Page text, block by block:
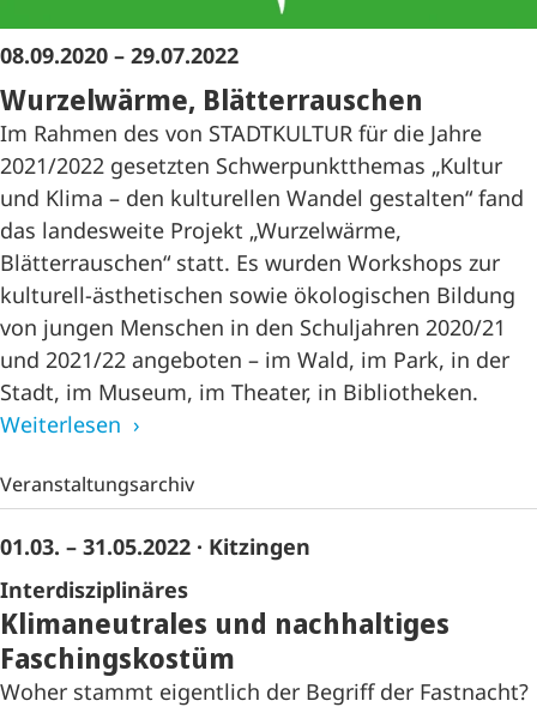
08.09.2020 – 29.07.2022
Wurzelwärme, Blätterrauschen
Im Rahmen des von STADTKULTUR für die Jahre
2021/2022 gesetzten Schwerpunktthemas „Kultur
und Klima – den kulturellen Wandel gestalten“ fand
das landesweite Projekt „Wurzelwärme,
Blätterrauschen“ statt. Es wurden Workshops zur
kulturell-ästhetischen sowie ökologischen Bildung
von jungen Menschen in den Schuljahren 2020/21
und 2021/22 angeboten – im Wald, im Park, in der
Stadt, im Museum, im Theater, in Bibliotheken.
Weiterlesen
Veranstaltungsarchiv
01.03. – 31.05.2022 · Kitzingen
Interdisziplinäres
Klimaneutrales und nachhaltiges
Faschingskostüm
Woher stammt eigentlich der Begriff der Fastnacht?